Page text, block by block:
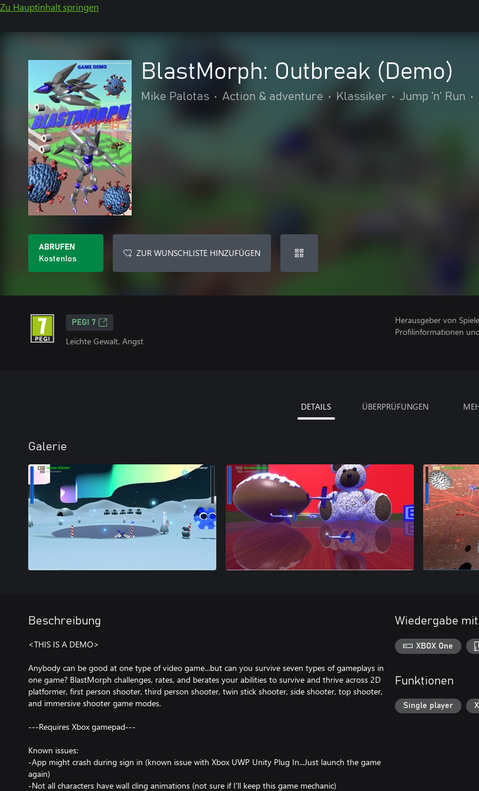
Zu Hauptinhalt springen
BlastMorph: Outbreak (Demo)
Mike Palotas • Action & adventure • Klassiker • Jump ’n’ Run •
ABRUFEN
Kostenlos
ZUR WUNSCHLISTE HINZUFÜGEN
PEGI 7
Leichte Gewalt, Angst
Herausgeber von
Profilinformationen
DETAILS ÜBERPRÜFUNGEN
Galerie
Beschreibung
<THIS IS A DEMO>
Anybody can be good at one type of video game...but can you survive seven types of gameplays in
one game? BlastMorph challenges, rates, and berates your abilities to survive and thrive across 2D
platformer, first person shooter, third person shooter, twin stick shooter, side shooter, top shooter,
and immersive shooter game modes.
---Requires Xbox gamepad---
Known issues:
-App might crash during sign in (known issue with Xbox UWP Unity Plug In...Just launch the game
again)
-Not all characters have wall cling animations (not sure if I'll keep this game mechanic)
Wiedergabe mit
XBOX One
Funktionen
Single player